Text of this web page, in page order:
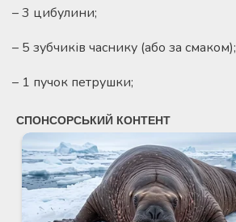
– 3 цибулини;
– 5 зубчиків часнику (або за смаком);
– 1 пучок петрушки;